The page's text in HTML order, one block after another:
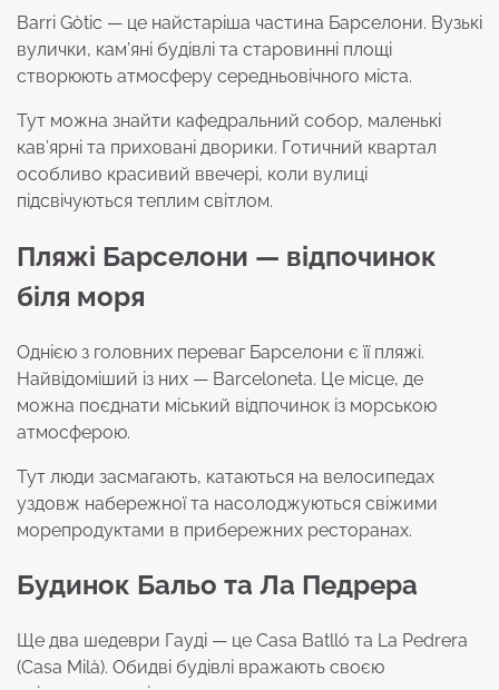
Barri Gòtic — це найстаріша частина Барселони. Вузькі
вулички, кам’яні будівлі та старовинні площі
створюють атмосферу середньовічного міста.
Тут можна знайти кафедральний собор, маленькі
кав’ярні та приховані дворики. Готичний квартал
особливо красивий ввечері, коли вулиці
підсвічуються теплим світлом.
Пляжі Барселони — відпочинок
біля моря
Однією з головних переваг Барселони є її пляжі.
Найвідоміший із них — Barceloneta. Це місце, де
можна поєднати міський відпочинок із морською
атмосферою.
Тут люди засмагають, катаються на велосипедах
уздовж набережної та насолоджуються свіжими
морепродуктами в прибережних ресторанах.
Будинок Бальо та Ла Педрера
Ще два шедеври Гауді — це Casa Batlló та La Pedrera
(Casa Milà). Обидві будівлі вражають своєю